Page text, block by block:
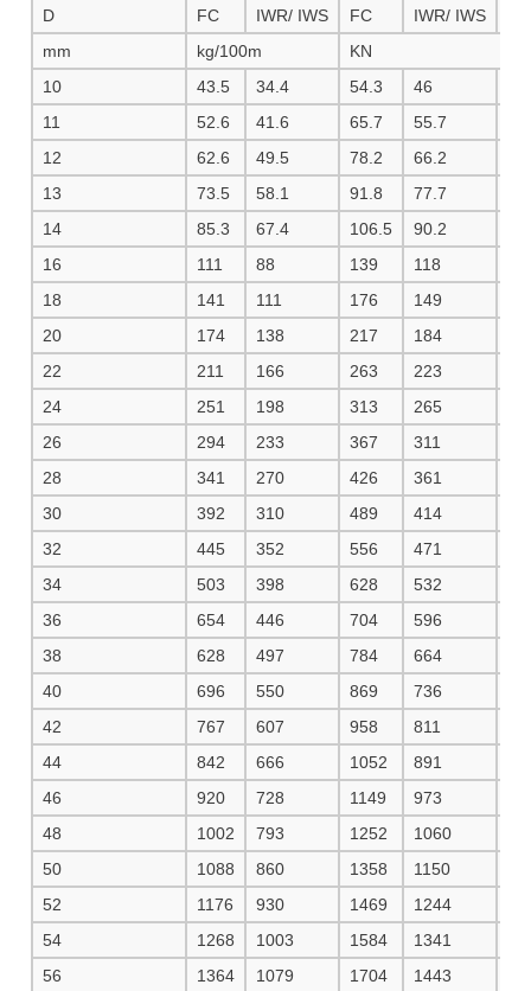
D
FC IWR/ IWS FC IWR/ IWS
mm
kg/100m
KN
10
43.5 34.4 54.3 46
11
52.6 41.6 65.7 55.7
12
62.6 49.5 78.2 66.2
13
73.5 58.1 91.8 77.7
14
85.3 67.4 106.5 90.2
16
111 88 139 118
18
141 111 176 149
20
174 138 217 184
22
211 166 263 223
24
251 198 313 265
26
294 233 367 311
28
341 270 426 361
30
392 310 489 414
32
445 352 556 471
34
503 398 628 532
36
654 446 704 596
38
628 497 784 664
40
696 550 869 736
42
767 607 958 811
44
842 666 1052 891
46
920 728 1149 973
48
1002 793 1252 1060
50
1088 860 1358 1150
52
1176 930 1469 1244
54
1268 1003 1584 1341
56
1364 1079 1704 1443